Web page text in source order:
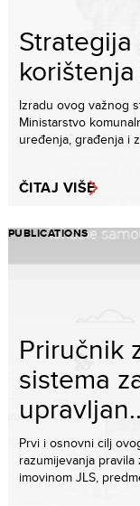
Izradu ovog važnog
Ministarstvo
uređenja, građenja i
ČITAJ VIŠE
PUBLICATIONS
Priručnik
sistema
Prvi i osnovni cilj
razumijevanja
imovinom JLS,